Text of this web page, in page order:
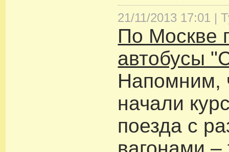
21/11/2013 17:01 |
По Москве
автобусы
Напомним,
начали
поезда с